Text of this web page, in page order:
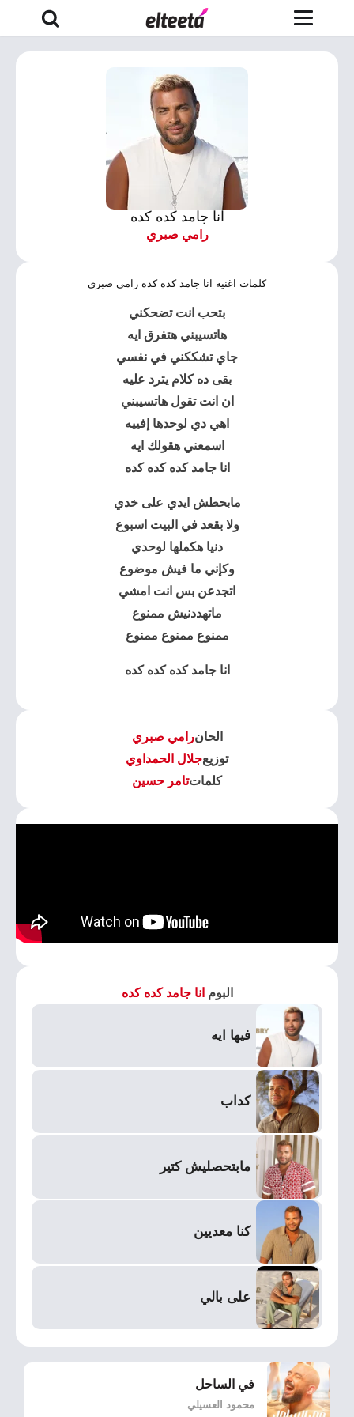
انا جامد كده كده
رامي صبري
كلمات اغنية انا جامد كده كده رامي صبري
بتحب انت تضحكني
هاتسيبني هتفرق ايه
جاي تشككني في نفسي
بقى ده كلام يترد عليه
ان انت تقول هاتسيبني
اهي دي لوحدها إفييه
اسمعني هقولك ايه
انا جامد كده كده كده
مابحطش ايدي على خدي
ولا بقعد في البيت اسبوع
دنيا هكملها لوحدي
وكإني ما فيش موضوع
اتجدعن بس انت امشي
ماتهددنيش ممنوع
ممنوع ممنوع ممنوع
انا جامد كده كده كده
الحانرامي صبري
توزيعجلال الحمداوي
كلماتتامر حسين
البوم انا جامد كده كده
فيها ايه
كداب
مابتحصليش كتير
كنا معديين
على بالي
في الساحل
محمود العسيلي